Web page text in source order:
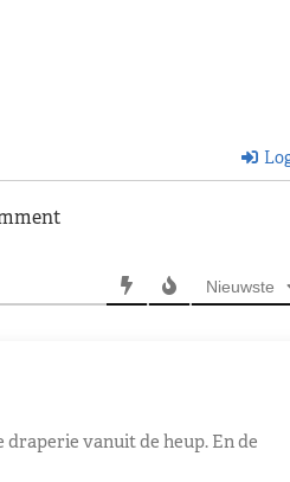
Nieuwste
draperie vanuit de heup. En de